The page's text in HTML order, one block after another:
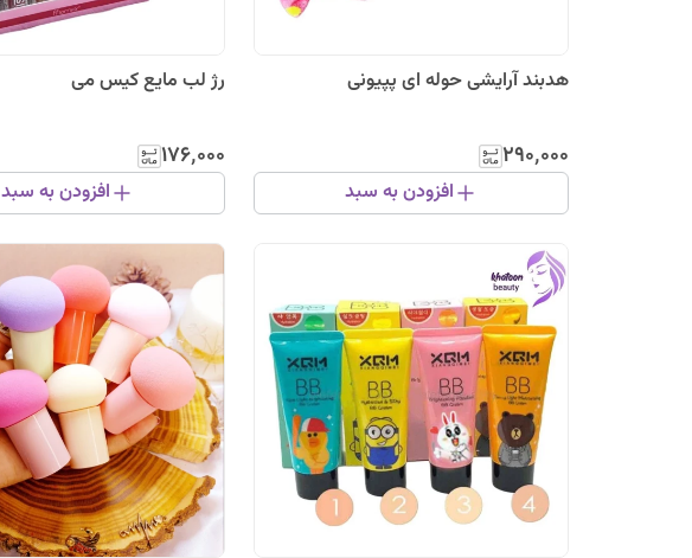
هدبند آرایشی حوله ای پپیونی
۲۹۰٬۰۰۰
افزودن به سبد
رژ لب مایع کیس می
۱۷۶٬۰۰۰
افزودن به سبد